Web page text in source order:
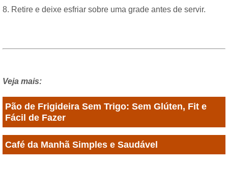
8. Retire e deixe esfriar sobre uma grade antes de servir.
Veja mais:
Pão de Frigideira Sem Trigo: Sem Glúten, Fit e
Fácil de Fazer
Café da Manhã Simples e Saudável